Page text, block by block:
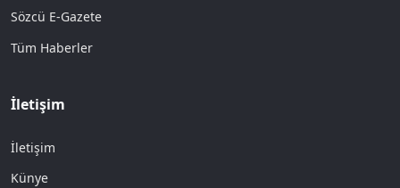
Sözcü E-Gazete
Tüm Haberler
İletişim
İletişim
Künye